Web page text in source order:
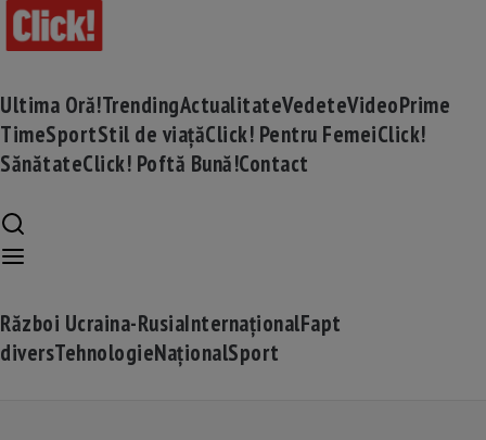
Ultima Oră!TrendingActualitateVedeteVideoPrime
TimeSportStil de viațăClick! Pentru FemeiClick!
SănătateClick! Poftă Bună!Contact
Război Ucraina-RusiaInternaționalFapt
diversTehnologieNaționalSport